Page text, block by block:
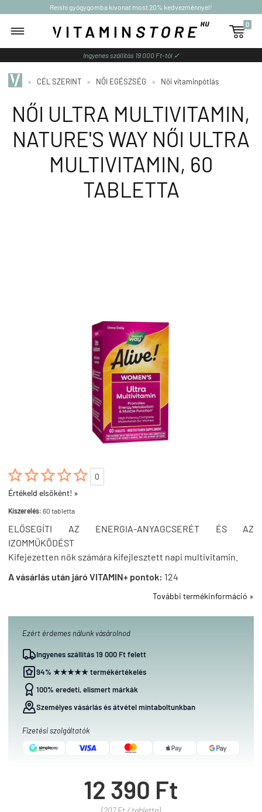
Reishi gyógygomba kivonat most 20% kedvezménnyel!

0
Ingyenes szállítás 19 000 Ft-tól ✓
» CÉL SZERINT » NŐI EGÉSZSÉG » Női vitaminpótlás
NŐI ULTRA MULTIVITAMIN,
NATURE'S WAY NŐI ULTRA
MULTIVITAMIN, 60
TABLETTA

0
Értékeld elsőként! »
Kiszerelés: 60 tabletta
ELŐSEGÍTI AZ ENERGIA-ANYAGCSERÉT ÉS AZ
IZOMMŰKÖDÉST
Kifejezetten nők számára kifejlesztett napi multivitamin.
A vásárlás után járó VITAMIN+ pontok: 124
További termékinformáció »
Ezért érdemes nálunk vásárolnod
Ingyenes szállítás 19 000 Ft felett
94% ★★★★★ termékértékelés
100% eredeti, elismert márkák
Személyes vásárlás és átvétel mintaboltunkban
Fizetési szolgáltatók
12 390 Ft
(207 Ft / tabletta)